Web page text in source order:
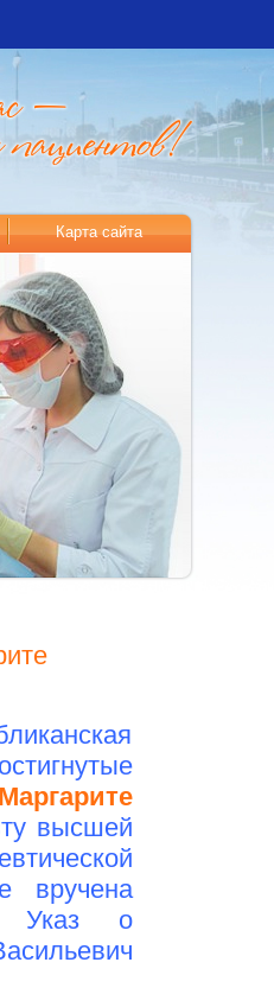
Карта сайта
Маргарите
высшей
вручена
о